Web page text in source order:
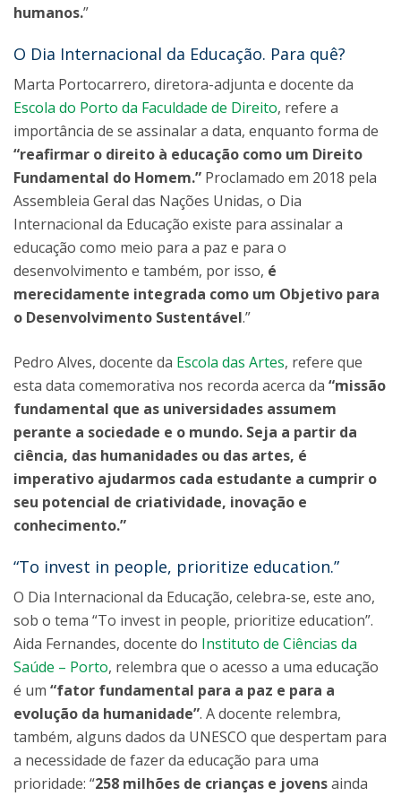
humanos.”
O Dia Internacional da Educação. Para quê?
Marta Portocarrero, diretora-adjunta e docente da
Escola do Porto da Faculdade de Direito, refere a
importância de se assinalar a data, enquanto forma de
“reafirmar o direito à educação como um Direito
Fundamental do Homem.” Proclamado em 2018 pela
Assembleia Geral das Nações Unidas, o Dia
Internacional da Educação existe para assinalar a
educação como meio para a paz e para o
desenvolvimento e também, por isso, é
merecidamente integrada como um Objetivo para
o Desenvolvimento Sustentável.”
Pedro Alves, docente da Escola das Artes, refere que
esta data comemorativa nos recorda acerca da “missão
fundamental que as universidades assumem
perante a sociedade e o mundo. Seja a partir da
ciência, das humanidades ou das artes, é
imperativo ajudarmos cada estudante a cumprir o
seu potencial de criatividade, inovação e
conhecimento.”
“To invest in people, prioritize education.”
O Dia Internacional da Educação, celebra-se, este ano,
sob o tema “To invest in people, prioritize education”.
Aida Fernandes, docente do Instituto de Ciências da
Saúde – Porto, relembra que o acesso a uma educação
é um “fator fundamental para a paz e para a
evolução da humanidade”. A docente relembra,
também, alguns dados da UNESCO que despertam para
a necessidade de fazer da educação para uma
prioridade: “258 milhões de crianças e jovensainda